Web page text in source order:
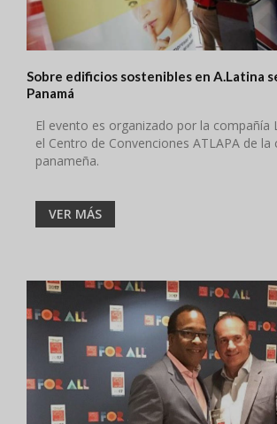
Sobre edificios sostenibles en A.Latina
Panamá
El evento es organizado por la compañía
el Centro de Convenciones ATLAPA de la
panameña.
VER MÁS